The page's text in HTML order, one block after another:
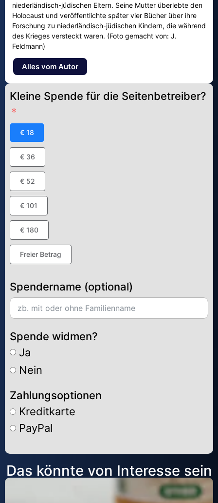
niederländisch-jüdischen Eltern. Seine Mutter überlebte den
Holocaust und veröffentlichte später vier Bücher über ihre
Forschung zu niederländisch-jüdischen Kindern, die während
des Krieges versteckt waren. (Foto gemacht von: J.
Feldmann)
Alles vom Autor
Kleine Spende für die Seitenbetreiber?
€ 18
€ 36
€ 52
€ 101
€ 180
Freier Betrag
Spendername (optional)
Spende widmen?
Ja
Nein
Zahlungsoptionen
Kreditkarte
PayPal
Alternative:
Das könnte von Interesse sein